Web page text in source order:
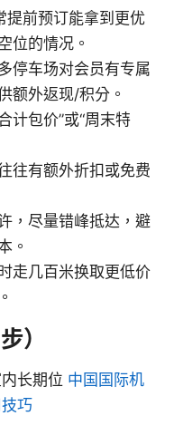
提前预订能拿到更优
位的情况。
停车场对会员有专属
额外返现/积分。
计包价”或“周末特
往有额外折扣或免费
，尽量错峰抵达，避
。
走几百米换取更低价
）
长期位 中国国际机
巧